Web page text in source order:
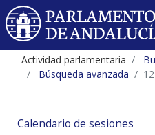
Actividad parlamentaria
Búsqueda avanzada
Calendario de sesiones